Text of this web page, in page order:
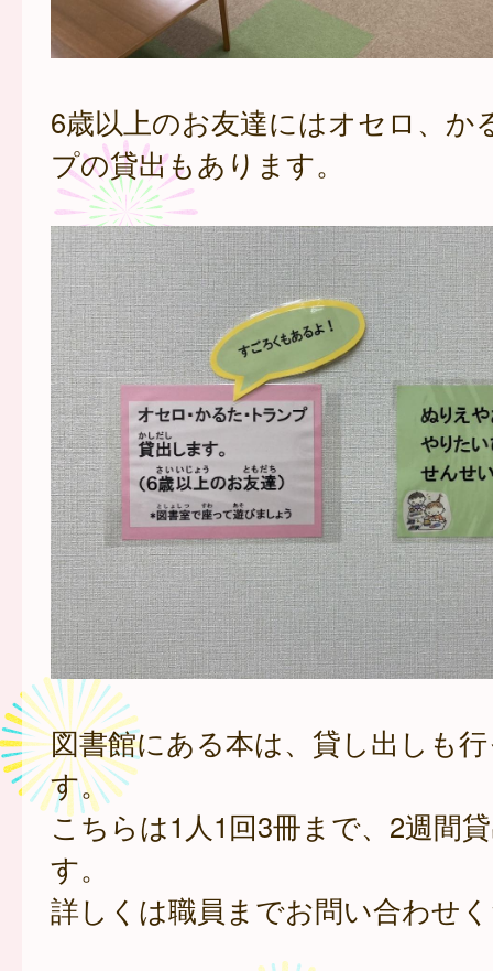
6歳以上のお友達にはオセロ、か
プの貸出もあります。
図書館にある本は、貸し出しも
す。
こちらは1人1回3冊まで、2週間
す。
詳しくは職員までお問い合わせ